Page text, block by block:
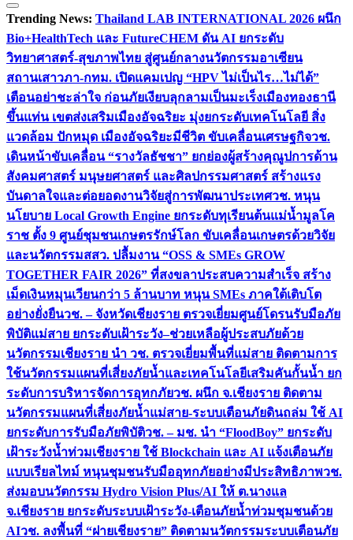
Trending News: Thailand LAB INTERNATIONAL 2026 ผนึก
Bio+HealthTech และ FutureCHEM ดัน AI ยกระดับ
วิทยาศาสตร์-สุขภาพไทย สู่ศูนย์กลางนวัตกรรมอาเซียน
สถานเสาวภา-กทม. เปิดแคมเปญ “HPV ไม่เป็นไร…ไม่ได้”
เตือนอย่าชะล่าใจ ก่อนภัยเงียบลุกลามเป็นมะเร็งเมืองทองธานี
ขึ้นแท่น เขตส่งเสริมเมืองอัจฉริยะ มุ่งยกระดับเทคโนโลยี สิ่ง
แวดล้อม ปักหมุด เมืองอัจฉริยะมีชีวิต ขับเคลื่อนเศรษฐกิจวช.
เดินหน้าขับเคลื่อน “รางวัลธัชชา” ยกย่องผู้สร้างคุณูปการด้าน
สังคมศาสตร์ มนุษยศาสตร์ และศิลปกรรมศาสตร์ สร้างแรง
บันดาลใจและต่อยอดงานวิจัยสู่การพัฒนาประเทศวช. หนุน
นโยบาย Local Growth Engine ยกระดับทุเรียนต้นแม่น้ำมูลโค
ราช ตั้ง 9 ศูนย์ชุมชนเกษตรรักษ์โลก ขับเคลื่อนเกษตรด้วยวิจัย
และนวัตกรรมสสว. ปลื้มงาน “OSS & SMEs GROW
TOGETHER FAIR 2026” ที่สงขลาประสบความสำเร็จ สร้าง
เม็ดเงินหมุนเวียนกว่า 5 ล้านบาท หนุน SMEs ภาคใต้เติบโต
อย่างยั่งยืนวช. – จังหวัดเชียงราย ตรวจเยี่ยมศูนย์โดรนรับมือภัย
พิบัติแม่สาย ยกระดับเฝ้าระวัง–ช่วยเหลือผู้ประสบภัยด้วย
นวัตกรรมเชียงราย นำ วช. ตรวจเยี่ยมพื้นที่แม่สาย ติดตามการ
ใช้นวัตกรรมแผนที่เสี่ยงภัยน้ำและเทคโนโลยีเสริมคันกั้นน้ำ ยก
ระดับการบริหารจัดการอุทกภัยวช. ผนึก จ.เชียงราย ติดตาม
นวัตกรรมแผนที่เสี่ยงภัยน้ำแม่สาย-ระบบเตือนภัยดินถล่ม ใช้ AI
ยกระดับการรับมือภัยพิบัติวช. – มช. นำ “FloodBoy” ยกระดับ
เฝ้าระวังน้ำท่วมเชียงราย ใช้ Blockchain และ AI แจ้งเตือนภัย
แบบเรียลไทม์ หนุนชุมชนรับมืออุทกภัยอย่างมีประสิทธิภาพวช.
ส่งมอบนวัตกรรม Hydro Vision Plus/AI ให้ ต.นางแล
จ.เชียงราย ยกระดับระบบเฝ้าระวัง-เตือนภัยน้ำท่วมชุมชนด้วย
AIวช. ลงพื้นที่ “ฝายเชียงราย” ติดตามนวัตกรรมระบบเตือนภัย